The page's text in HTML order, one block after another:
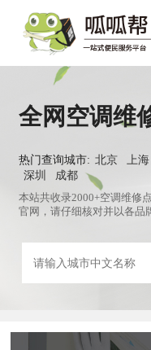
全网空调维
热门查询城市: 北京 上海
深圳
成都
本站共收录2000+空调维修
官网，请仔细核对并以各品